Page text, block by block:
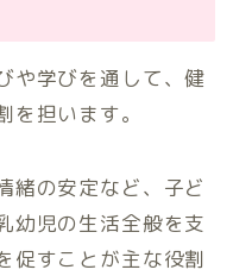
や学びを通して、健
担います。
緒の安定など、子ど
幼児の生活全般を支
促すことが主な役割